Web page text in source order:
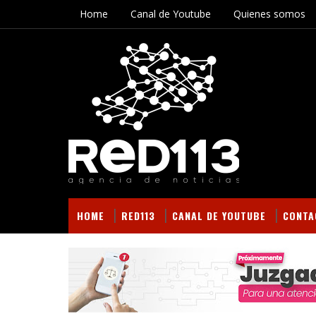
Home Canal de Youtube Quienes somos
HOME RED113 CANAL DE YOUTUBE